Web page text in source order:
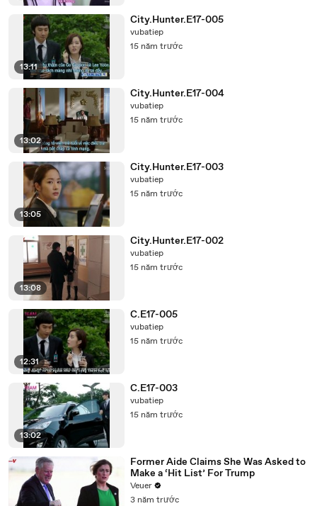
13:11
City.Hunter.E17-005
vubatiep
15 năm trước
13:02
City.Hunter.E17-004
vubatiep
15 năm trước
13:05
City.Hunter.E17-003
vubatiep
15 năm trước
13:08
City.Hunter.E17-002
vubatiep
15 năm trước
12:31
C.E17-005
vubatiep
15 năm trước
13:02
C.E17-003
vubatiep
15 năm trước
Former Aide Claims She Was Asked to
Make a ‘Hit List’ For Trump
Veuer
3 năm trước